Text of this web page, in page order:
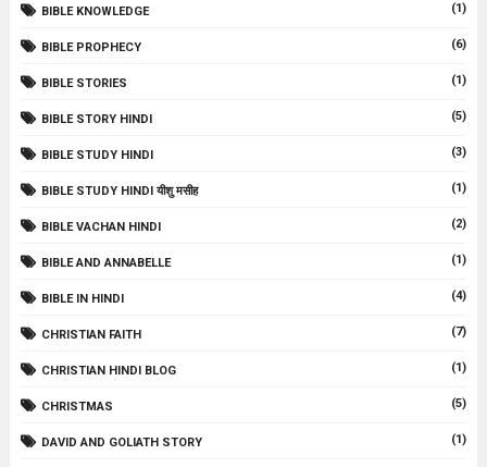
BIBLE KNOWLEDGE (1)
BIBLE PROPHECY (6)
BIBLE STORIES (1)
BIBLE STORY HINDI (5)
BIBLE STUDY HINDI (3)
BIBLE STUDY HINDI यीशु मसीह (1)
BIBLE VACHAN HINDI (2)
BIBLE AND ANNABELLE (1)
BIBLE IN HINDI (4)
CHRISTIAN FAITH (7)
CHRISTIAN HINDI BLOG (1)
CHRISTMAS (5)
DAVID AND GOLIATH STORY (1)